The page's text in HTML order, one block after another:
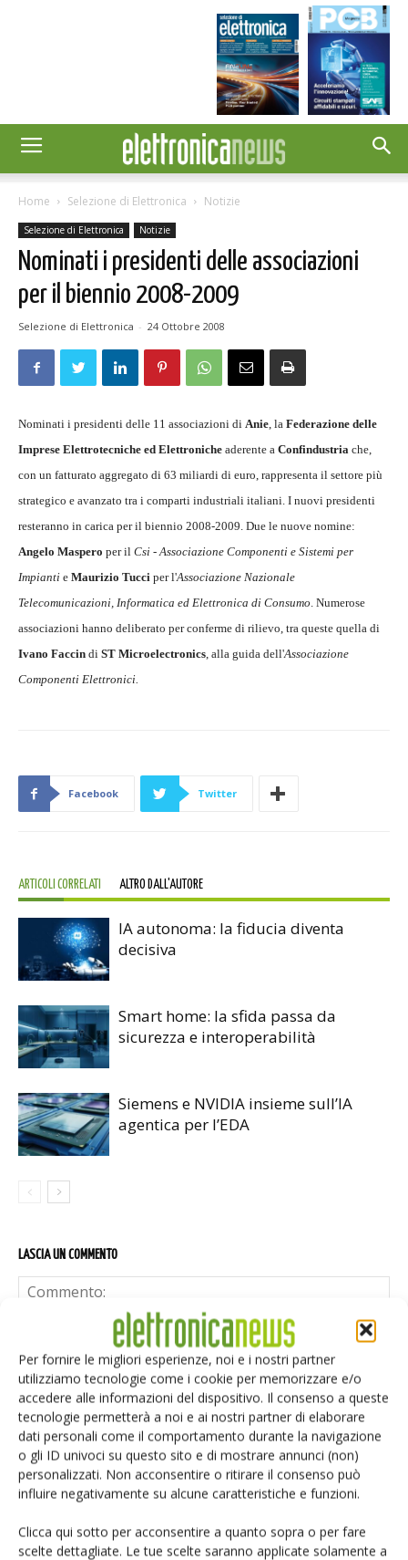
Per fornire le migliori esperienze, noi e i nostri partner
utilizziamo tecnologie come i cookie per memorizzare e/o
accedere alle informazioni del dispositivo. Il consenso a queste
tecnologie permetterà a noi e ai nostri partner di elaborare
dati personali come il comportamento durante la navigazione
o gli ID univoci su questo sito e di mostrare annunci (non)
personalizzati. Non acconsentire o ritirare il consenso può
influire negativamente su alcune caratteristiche e funzioni.
Clicca qui sotto per acconsentire a quanto sopra o per fare
scelte dettagliate. Le tue scelte saranno applicate solamente a
Home Selezione di Elettronica Notizie
Selezione di Elettronica Notizie
Nominati i presidenti delle associazioni
per il biennio 2008-2009
Selezione di Elettronica - 24 Ottobre 2008
Nominati i presidenti delle 11 associazioni di Anie, la Federazione delle
Imprese Elettrotecniche ed Elettroniche aderente a Confindustria che,
con un fatturato aggregato di 63 miliardi di euro, rappresenta il settore più
strategico e avanzato tra i comparti industriali italiani. I nuovi presidenti
resteranno in carica per il biennio 2008-2009. Due le nuove nomine:
Angelo Maspero per il Csi - Associazione Componenti e Sistemi per
Impianti e Maurizio Tucci per l'Associazione Nazionale
Telecomunicazioni, Informatica ed Elettronica di Consumo. Numerose
associazioni hanno deliberato per conferme di rilievo, tra queste quella di
Ivano Faccin di ST Microelectronics, alla guida dell'Associazione
Componenti Elettronici.
Facebook Twitter
ARTICOLI CORRELATI ALTRO DALL'AUTORE
IA autonoma: la fiducia diventa
decisiva
Smart home: la sfida passa da
sicurezza e interoperabilità
Siemens e NVIDIA insieme sull’IA
agentica per l’EDA
LASCIA UN COMMENTO